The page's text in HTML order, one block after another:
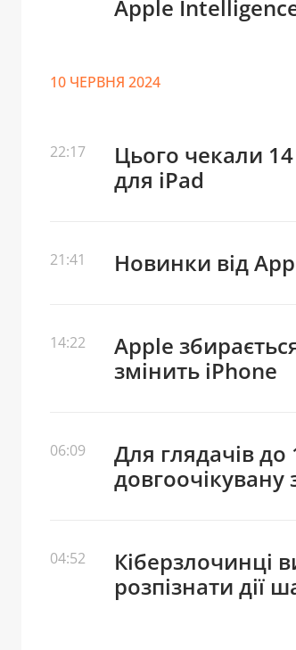
Apple
10 ЧЕРВНЯ 2024
22:17
Цього чекали
для iPad
21:41 Новинки від
14:22
Apple
змінить iPhone
06:09
Для глядачів
довгоочікувану
04:52
Кіберзлочинці
розпізнати дії